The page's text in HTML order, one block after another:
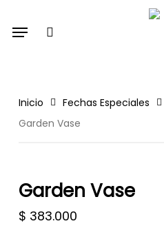
Menu
Inicio Fechas Especiales
Garden Vase
Garden Vase
$ 383.000